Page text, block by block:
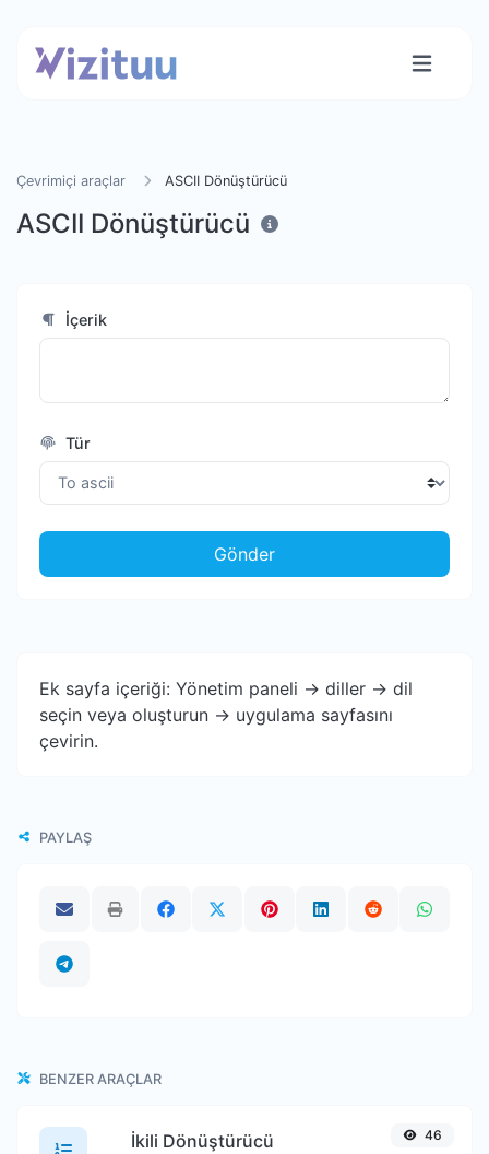
Çevrimiçi araçlar ASCII Dönüştürücü
ASCII Dönüştürücü
İçerik
Tür
Gönder
Ek sayfa içeriği: Yönetim paneli -> diller -> dil
seçin veya oluşturun -> uygulama sayfasını
çevirin.
PAYLAŞ
BENZER ARAÇLAR
İkili Dönüştürücü 46